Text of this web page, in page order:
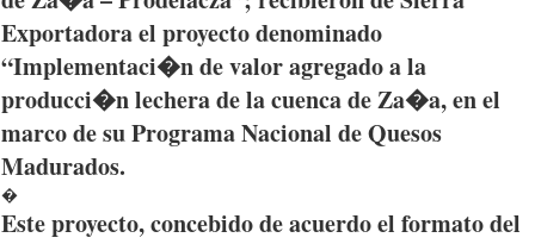
Exportadorael proyectodenominado
“Implementaci�nde valoragregadoa la
producci�nlecherade lacuencadeZa�a, en el
marcodesuProgramaNacional deQuesos
Madurados.
�
Esteproyecto,concebidodeacuerdoel formatodel